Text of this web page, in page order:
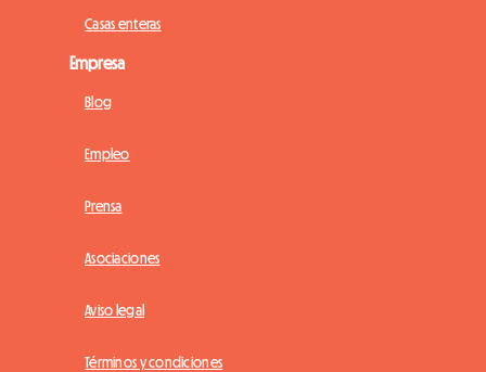
Casas enteras
Empresa
Blog
Empleo
Prensa
Asociaciones
Aviso legal
Términos y condiciones